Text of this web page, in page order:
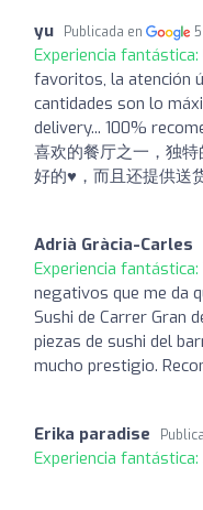
yu Publicada en
Experiencia fantástica:
favoritos, la atención
cantidades son lo
delivery... 100%
喜欢的餐厅之一，独
好的♥️，而且还提供送
Adrià Gràcia-Carles
Experiencia fantástica:
negativos que me da
Sushi de Carrer Gran
piezas de sushi del
mucho prestigio.
Erika paradise
Experiencia fantástica: